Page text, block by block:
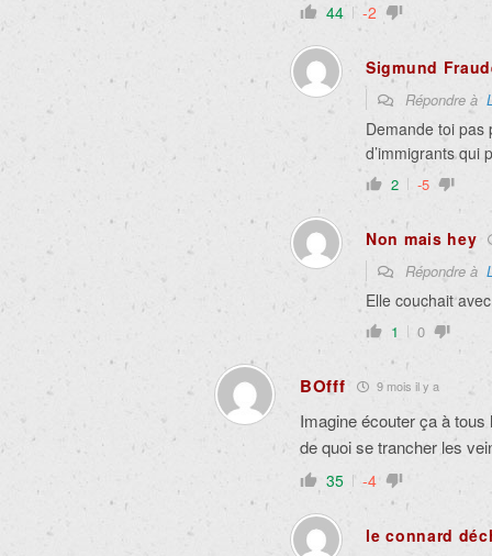
44 -2
Sigmund
Répondre à
Demande toi pas
d’immigrants qui
2 -5
Non mais hey
Répondre à
Elle couchait
1 0
BOfff 9 mois il y a
Imagine écouter ça à
de quoi se trancher les
35 -4
le connard